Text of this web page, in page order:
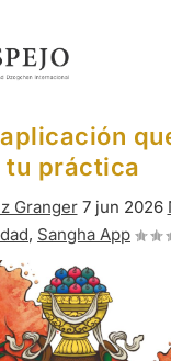
tu práctica
Granger 7 jun 2026
, Sangha App